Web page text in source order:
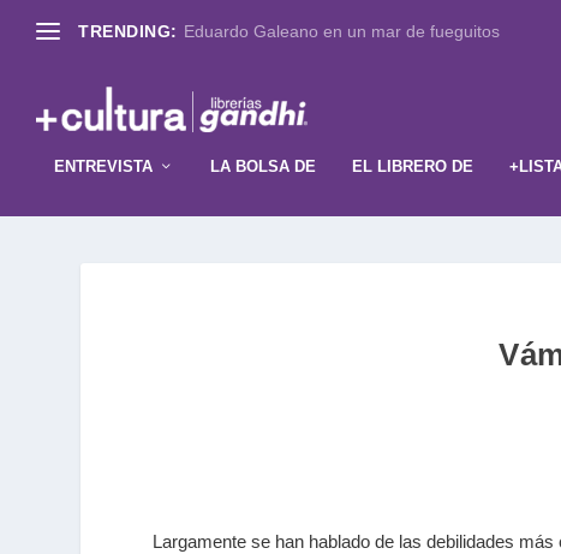
TRENDING: Eduardo Galeano en un mar de fueguitos
ENTREVISTA LA BOLSA DE EL LIBRERO DE
Largamente se han hablado de las debilidades